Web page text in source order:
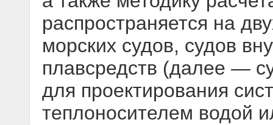
распространяется на
морских судов, судов
плавсредств (далее —
для проектирования
теплоносителем водой